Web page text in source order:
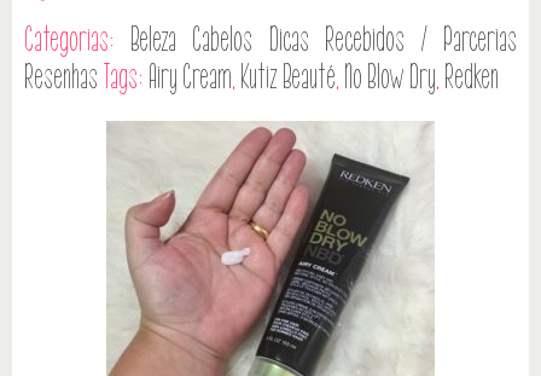
Categorias: Beleza Cabelos Dicas Recebidos / Parcerias
Resenhas Tags: Airy Cream, Kutiz Beauté, No Blow Dry, Redken